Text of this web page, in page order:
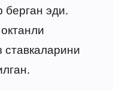
берган эди.
ставкаларини